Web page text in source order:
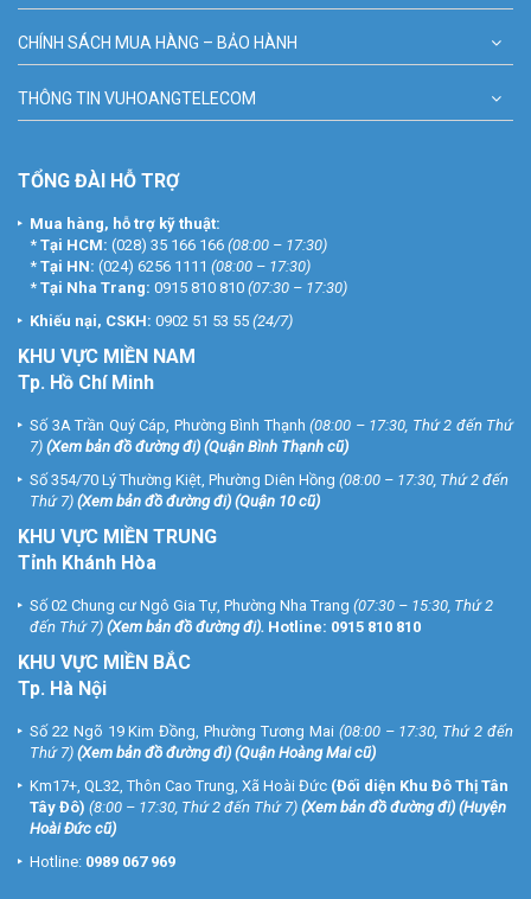
CHÍNH SÁCH MUA HÀNG – BẢO HÀNH
THÔNG TIN VUHOANGTELECOM
TỔNG ĐÀI HỖ TRỢ
Mua hàng, hỗ trợ kỹ thuật:
* Tại HCM: (028) 35 166 166 (08:00 – 17:30)
* Tại HN: (024) 6256 1111 (08:00 – 17:30)
* Tại Nha Trang: 0915 810 810 (07:30 – 17:30)
Khiếu nại, CSKH: 0902 51 53 55 (24/7)
KHU VỰC MIỀN NAM
Tp. Hồ Chí Minh
Số 3A Trần Quý Cáp, Phường Bình Thạnh (08:00 – 17:30, Thứ 2 đến Thứ
7) (Xem bản đồ đường đi) (Quận Bình Thạnh cũ)
Số 354/70 Lý Thường Kiệt, Phường Diên Hồng (08:00 – 17:30, Thứ 2 đến
Thứ 7) (Xem bản đồ đường đi) (Quận 10 cũ)
KHU VỰC MIỀN TRUNG
Tỉnh Khánh Hòa
Số 02 Chung cư Ngô Gia Tự, Phường Nha Trang (07:30 – 15:30, Thứ 2
đến Thứ 7) (Xem bản đồ đường đi). Hotline: 0915 810 810
KHU VỰC MIỀN BẮC
Tp. Hà Nội
Số 22 Ngõ 19 Kim Đồng, Phường Tương Mai (08:00 – 17:30, Thứ 2 đến
Thứ 7) (Xem bản đồ đường đi) (Quận Hoàng Mai cũ)
Km17+, QL32, Thôn Cao Trung, Xã Hoài Đức (Đối diện Khu Đô Thị Tân
Tây Đô) (8:00 – 17:30, Thứ 2 đến Thứ 7) (Xem bản đồ đường đi) (Huyện
Hoài Đức cũ)
Hotline: 0989 067 969